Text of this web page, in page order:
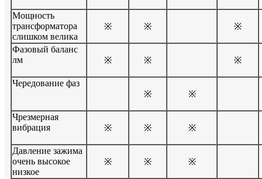
Мощность
трансформатора
слишком велика
※ ※ ※
Фазовый баланс
лм
※ ※ ※
Чередование фаз
※
※
Чрезмерная
вибрация
※ ※ ※
Давление зажима
очень высокое
низкое
※ ※ ※